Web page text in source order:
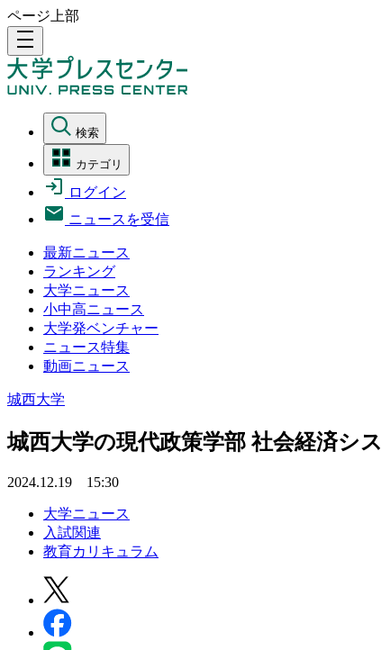
ページ上部
density_medium
検索
カテゴリ
ログイン
ニュースを受信
最新ニュース
ランキング
大学ニュース
小中高ニュース
大学発ベンチャー
ニュース特集
動画ニュース
城西大学
城西大学の現代政策学部 社会経済シ
2024.12.19 15:30
大学ニュース
入試関連
教育カリキュラム